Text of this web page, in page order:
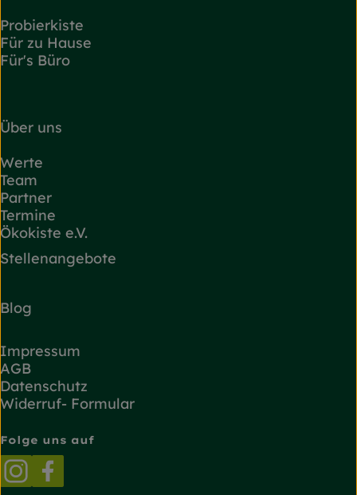
Probierkiste
Für zu Hause
Für's Büro
Über uns
Werte
Team
Partner
Termine
Ökokiste e.V.
Stellenangebote
Blog
Impressum
AGB
Datenschutz
Widerruf- Formular
Folge uns auf
Externer Link zu https://